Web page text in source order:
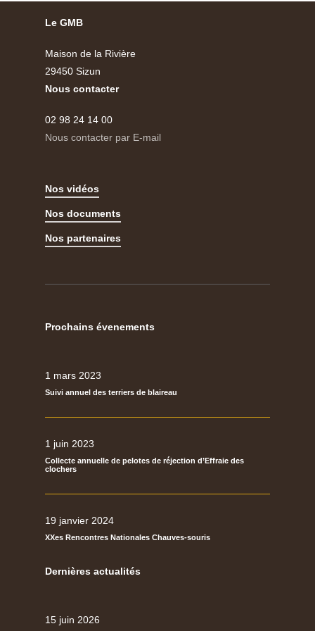
Le GMB
Maison de la Rivière
29450 Sizun
Nous contacter
02 98 24 14 00
Nous contacter par E-mail
Nos vidéos
Nos documents
Nos partenaires
Prochains évenements
1 mars 2023
Suivi annuel des terriers de blaireau
1 juin 2023
Collecte annuelle de pelotes de réjection d’Effraie des
clochers
19 janvier 2024
XXes Rencontres Nationales Chauves-souris
Dernières actualités
15 juin 2026